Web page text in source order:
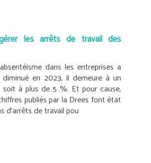
les arrêts de travail des
dans les entreprises a
en 2023, il demeure à un
soit à plus de 5 %. Et pour cause,
publiés par la Drees font état
d’arrêts de travail pou